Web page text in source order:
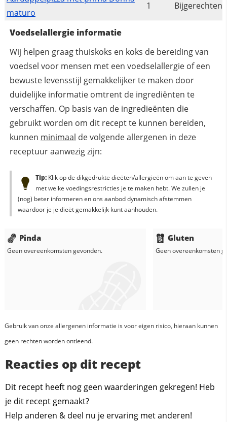
maturo
1 Bijgerechten
Voedselallergie informatie
Wij helpen graag thuiskoks en koks de bereiding van
voedsel voor mensen met een voedselallergie of een
bewuste levensstijl gemakkelijker te maken door
duidelijke informatie omtrent de ingrediënten te
verschaffen. Op basis van de ingredieënten die
gebruikt worden om dit recept te kunnen bereiden,
kunnen minimaal de volgende allergenen in deze
receptuur aanwezig zijn:
Tip:Klik op de dikgedrukte dieëten/allergieën om aan te geven
met welke voedingsrestricties je te maken hebt. We zullen je
(nog) beter informeren en ons aanbod dynamisch afstemmen
waardoor je je dieët gemakkelijk kunt aanhouden.
Pinda
Geen overeenkomsten gevonden.
Gluten
Geen overeenkomsten
Gebruik van onze allergenen informatie is voor eigen risico, hieraan kunnen
geen rechten worden ontleend.
Reacties op dit recept
Dit recept heeft nog geen waarderingen gekregen! Heb
je dit recept gemaakt?
Help anderen & deel nu je ervaring met anderen!